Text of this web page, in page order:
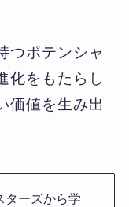
つポテンシャ
化をもたらし
価値を生み出
ターズから学